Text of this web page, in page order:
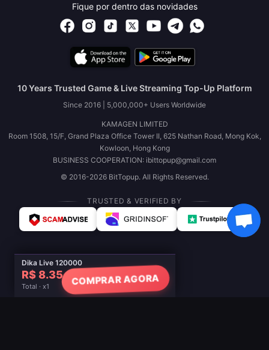
Dika Live 120000
R$ 8.35
Total · x1
COMPRAR AGORA
Fique por dentro das novidades
10 Years Trusted Game & Live Streaming Top-Up Platform
Since 2016 | 5,000,000+ Users Worldwide
KAMAGEN LIMITED
Room 1508, 15/F, Grand Plaza Office Tower II, 625 Nathan Road, Mong Kok,
Kowloon, Hong Kong
BUSINESS COOPERATION: ibittopup@gmail.com
© 2016-2026 BitTopup. All Rights Reserved.
TRUSTED & VERIFIED BY